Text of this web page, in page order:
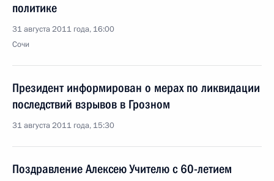
политике
31 августа 2011 года, 16:00
Сочи
Президент информирован о мерах по ликвидации
последствий взрывов в Грозном
31 августа 2011 года, 15:30
Поздравление Алексею Учителю с 60-летием